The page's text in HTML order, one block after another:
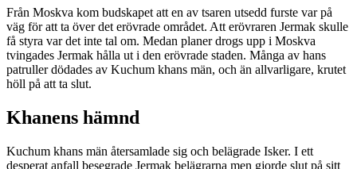
Från Moskva kom budskapet att en av tsaren utsedd furste var på
väg för att ta över det erövrade området. Att erövraren Jermak skulle
få styra var det inte tal om. Medan planer drogs upp i Moskva
tvingades Jermak hålla ut i den erövrade staden. Många av hans
patruller dödades av Kuchum khans män, och än allvarligare, krutet
höll på att ta slut.
Khanens hämnd
Kuchum khans män återsamlade sig och belägrade Isker. I ett
desperat anfall besegrade Jermak belägrarna men gjorde slut på sitt